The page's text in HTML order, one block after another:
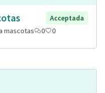
Acceptada
mascotas 0 0